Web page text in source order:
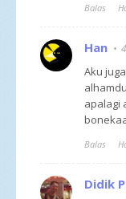
Balas
Han
Aku
apalagi
Balas
Didik